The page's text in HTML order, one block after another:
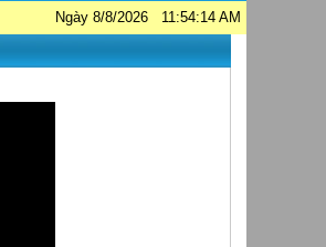
Ngày 8/8/2026 11:54:14 AM